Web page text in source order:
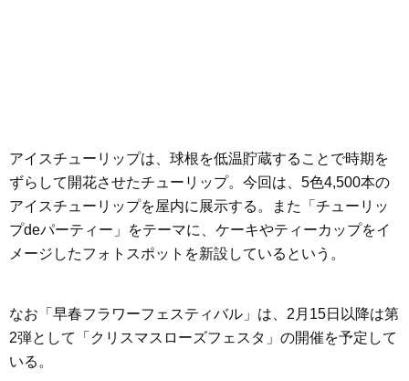
アイスチューリップは、球根を低温貯蔵することで時期を
ずらして開花させたチューリップ。今回は、5色4,500本の
アイスチューリップを屋内に展示する。また「チューリッ
プdeパーティー」をテーマに、ケーキやティーカップをイ
メージしたフォトスポットを新設しているという。
なお「早春フラワーフェスティバル」は、2月15日以降は第
2弾として「クリスマスローズフェスタ」の開催を予定して
いる。